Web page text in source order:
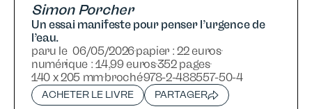
Simon Porcher
Un essai manifeste pour penser l’urgence de
l’eau.
paru le06/05/2026papier :22 euros
numérique :14,99 euros352 pages
140 x 205 mmbroché978-2-488557-50-4
ACHETER LE LIVRE PARTAGER